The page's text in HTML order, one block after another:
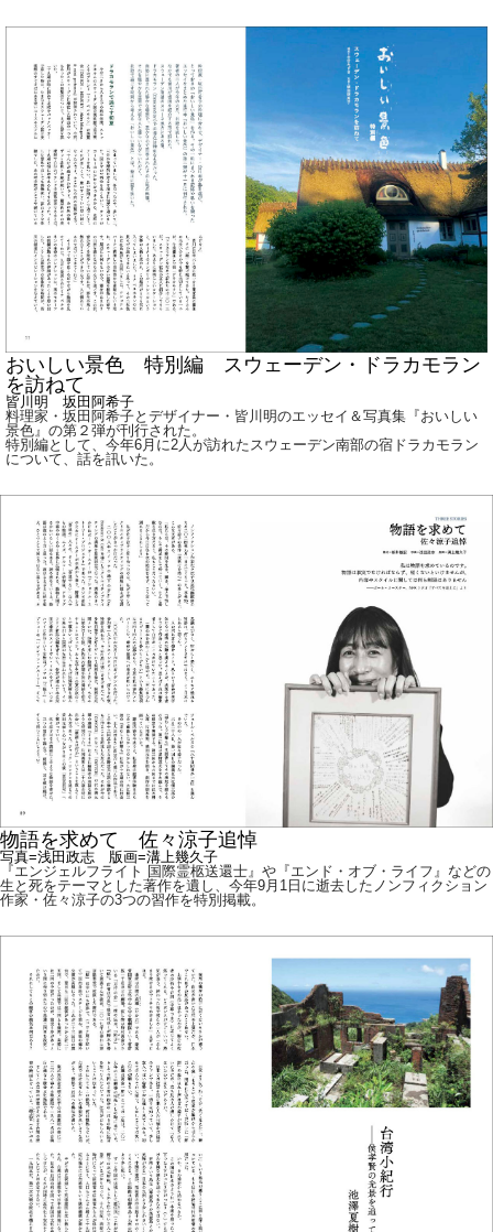
おいしい景色 特別編 スウェーデン・ドラカモラン
を訪ねて
皆川明 坂田阿希子
料理家・坂田阿希子とデザイナー・皆川明のエッセイ＆写真集『おいしい
景色』の第２弾が刊行された。
特別編として、今年6月に2人が訪れたスウェーデン南部の宿ドラカモラン
について、話を訊いた。
物語を求めて 佐々涼子追悼
写真=浅田政志 版画=溝上幾久子
『エンジェルフライト 国際霊柩送還士』や『エンド・オブ・ライフ』などの
生と死をテーマとした著作を遺し、今年9月1日に逝去したノンフィクション
作家・佐々涼子の3つの習作を特別掲載。